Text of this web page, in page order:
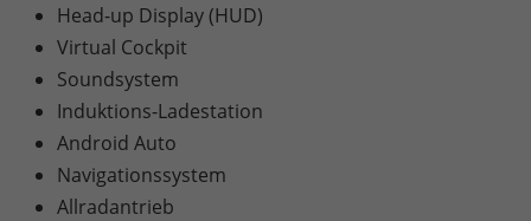
Head-up Display (HUD)
Virtual Cockpit
Soundsystem
Induktions-Ladestation
Android Auto
Navigationssystem
Allradantrieb